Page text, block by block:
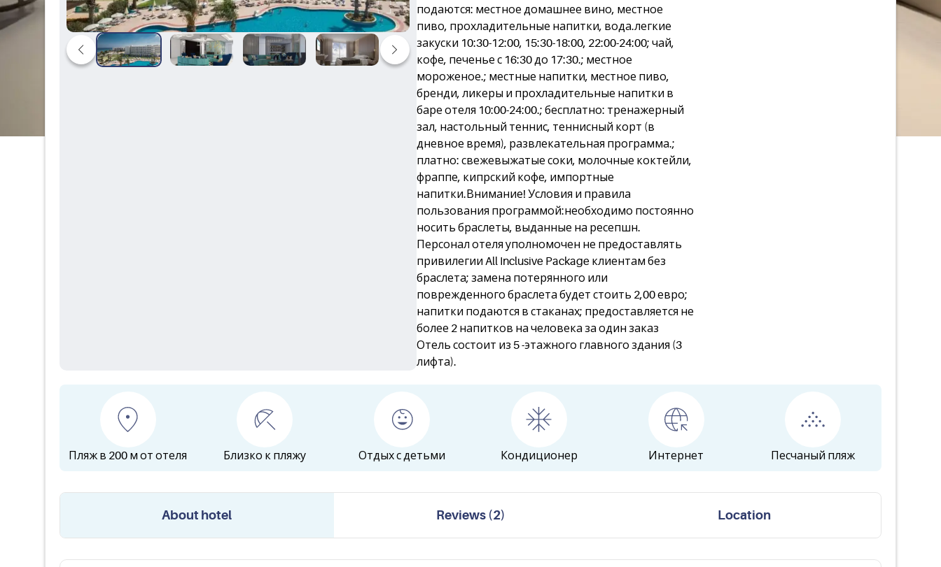
подаются: местное домашнее вино, местное
пиво, прохладительные напитки, вода.легкие
закуски 10:30-12:00, 15:30-18:00, 22:00-24:00; чай,
кофе, печенье с 16:30 до 17:30.; местное
мороженое.; местные напитки, местное пиво,
бренди, ликеры и прохладительные напитки в
баре отеля 10:00-24:00.; бесплатно: тренажерный
зал, настольный теннис, теннисный корт (в
дневное время), развлекательная программа.;
платно: свежевыжатые соки, молочные коктейли,
фраппе, кипрский кофе, импортные
напитки.Внимание! Условия и правила
пользования программой:необходимо постоянно
носить браслеты, выданные на ресепшн.
Персонал отеля уполномочен не предоставлять
привилегии All Inclusive Package клиентам без
браслета; замена потерянного или
поврежденного браслета будет стоить 2,00 евро;
напитки подаются в стаканах; предоставляется не
более 2 напитков на человека за один заказ
Отель состоит из 5 -этажного главного здания (3
лифта).
Пляж в 200 м от отеля Близко к пляжу Отдых с детьми Кондиционер Интернет Песчаный пляж
About hotel Reviews(2) Location